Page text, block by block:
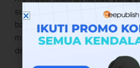
sudah rahasia umum justru
bagi pendidik. Tugas pendidik
memberikan rasa kecintaan
dengan buku pedoman.